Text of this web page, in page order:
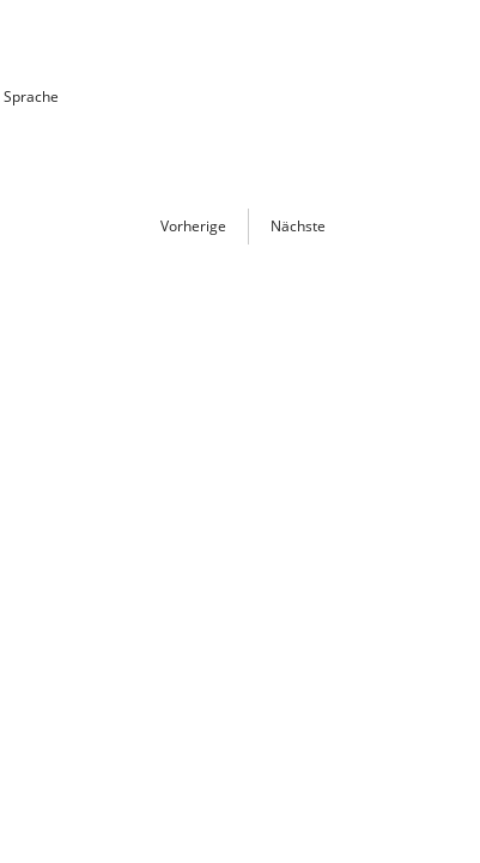
Sprache
Vorherige Nächste